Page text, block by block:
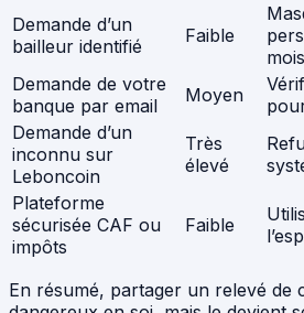
Demande d’un
bailleur identifié
Faible
mois
Demande de votre
banque par email
Moyen
Demande d’un
inconnu sur
Leboncoin
Très
élevé
Plateforme
sécurisée CAF ou
impôts
Faible
En résumé, partager un relevé de